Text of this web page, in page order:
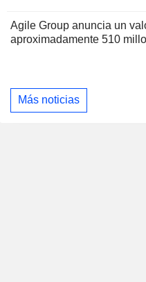
Agile Group anuncia un
aproximadamente 510
Más noticias